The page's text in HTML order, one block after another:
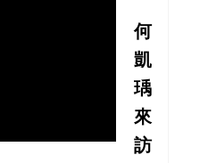
何
凱
瑀
來
訪